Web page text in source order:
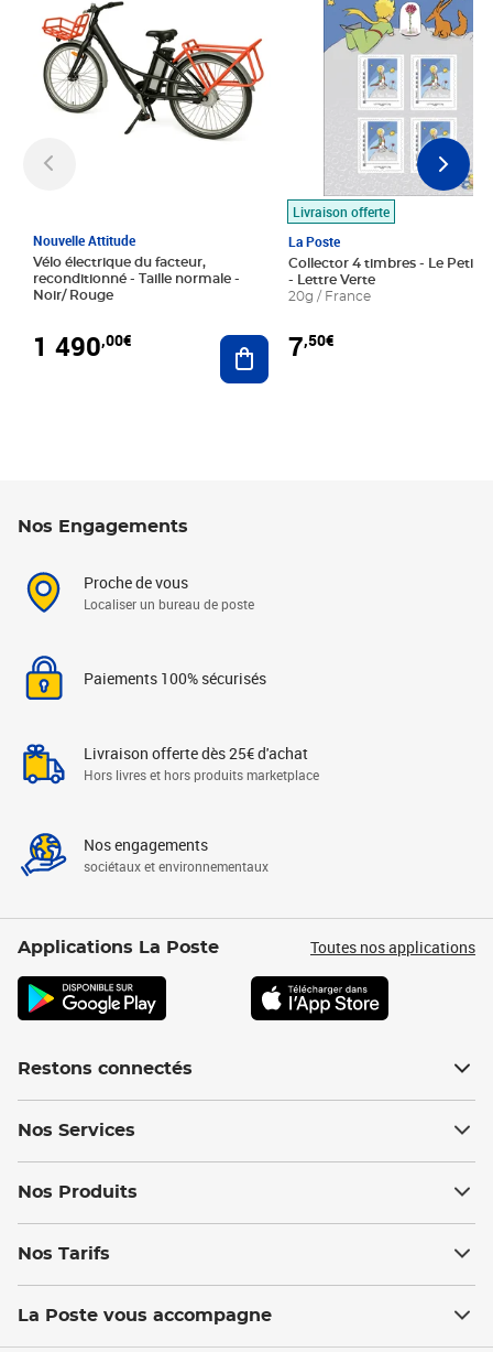
Nouvelle Attitude
Vélo électrique du facteur,
reconditionné - Taille normale -
Noir/ Rouge
1 490,00€ Ajouter au panier
Livraison offerte
La Poste
Collector 4 timbres - Le Petit
- Lettre Verte
20g / France
7,50€
Nos Engagements
Proche de vous
Localiser un bureau de poste
Paiements 100% sécurisés
Livraison offerte dès 25€ d'achat
Hors livres et hors produits marketplace
Nos engagements
sociétaux et environnementaux
Applications La Poste Toutes nos applications
Restons connectés
Nos Services
Nos Produits
Nos Tarifs
La Poste vous accompagne